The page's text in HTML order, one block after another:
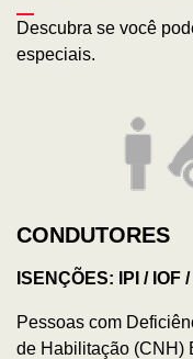
Descubra se você
especiais.
CONDUTORES
ISENÇÕES: IPI / IOF
Pessoas com
de Habilitação (CNH)